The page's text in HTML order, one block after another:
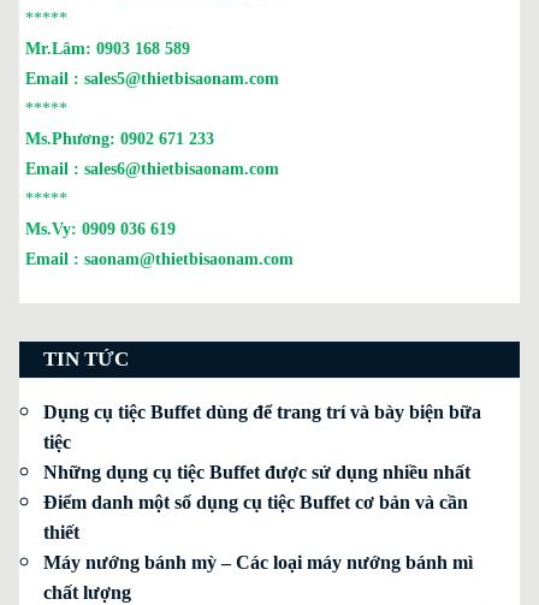
*****
Mr.Lâm: 0903 168 589
Email : sales5@thietbisaonam.com
*****
Ms.Phương: 0902 671 233
Email : sales6@thietbisaonam.com
*****
Ms.Vy: 0909 036 619
Email : saonam@thietbisaonam.com
TIN TỨC
Dụng cụ tiệc Buffet dùng để trang trí và bày biện bữa
tiệc
Những dụng cụ tiệc Buffet được sử dụng nhiều nhất
Điểm danh một số dụng cụ tiệc Buffet cơ bản và cần
thiết
Máy nướng bánh mỳ – Các loại máy nướng bánh mì
chất lượng